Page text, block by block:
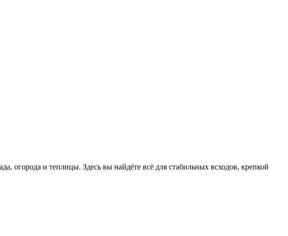
огорода и теплицы. Здесь вы найдёте всё для стабильных всходов, крепкой